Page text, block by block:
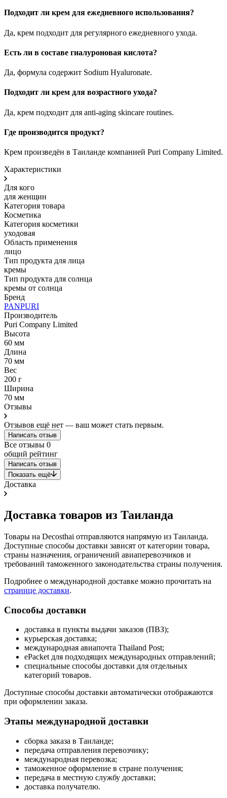
Подходит ли крем для ежедневного использования?
Да, крем подходит для регулярного ежедневного ухода.
Есть ли в составе гиалуроновая кислота?
Да, формула содержит Sodium Hyaluronate.
Подходит ли крем для возрастного ухода?
Да, крем подходит для anti-aging skincare routines.
Где производится продукт?
Крем произведён в Таиланде компанией Puri Company Limited.
Характеристики
Для кого
для женщин
Категория товара
Косметика
Категория косметики
уходовая
Область применения
лицо
Тип продукта для лица
кремы
Тип продукта для солнца
кремы от солнца
Бренд
PANPURI
Производитель
Puri Company Limited
Высота
60 мм
Длина
70 мм
Вес
200 г
Ширина
70 мм
Отзывы
Отзывов ещё нет — ваш может стать первым.
Написать отзыв
Все отзывы 0
общий рейтинг
Написать отзыв
Показать ещё
Доставка
Доставка товаров из Таиланда
Товары на Decosthai отправляются напрямую из Таиланда.
Доступные способы доставки зависят от категории товара,
страны назначения, ограничений авиаперевозчиков и
требований таможенного законодательства страны получения.
Подробнее о международной доставке можно прочитать на
странице доставки.
Способы доставки
доставка в пункты выдачи заказов (ПВЗ);
курьерская доставка;
международная авиапочта Thailand Post;
ePacket для подходящих международных отправлений;
специальные способы доставки для отдельных
категорий товаров.
Доступные способы доставки автоматически отображаются
при оформлении заказа.
Этапы международной доставки
сборка заказа в Таиланде;
передача отправления перевозчику;
международная перевозка;
таможенное оформление в стране получения;
передача в местную службу доставки;
доставка получателю.